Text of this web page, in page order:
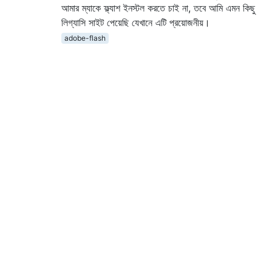
আমার ম্যাকে ফ্ল্যাশ ইনস্টল করতে চাই না, তবে আমি এমন কিছু
লিগ্যাসি সাইট পেয়েছি যেখানে এটি প্রয়োজনীয়।
adobe-flash